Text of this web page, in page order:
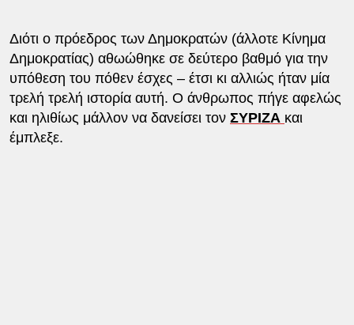
Διότι ο πρόεδρος των Δημοκρατών (άλλοτε Κίνημα
Δημοκρατίας) αθωώθηκε σε δεύτερο βαθμό για την
υπόθεση του πόθεν έσχες – έτσι κι αλλιώς ήταν μία
τρελή τρελή ιστορία αυτή. Ο άνθρωπος πήγε αφελώς
και ηλιθίως μάλλον να δανείσει τον ΣΥΡΙΖΑ και
έμπλεξε.